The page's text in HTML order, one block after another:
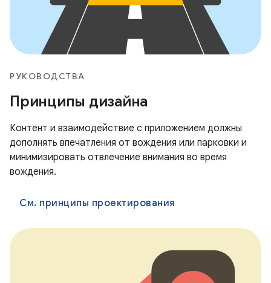
РУКОВОДСТВА
Принципы дизайна
Контент и взаимодействие с приложением должны
дополнять впечатления от вождения или парковки и
минимизировать отвлечение внимания во время
вождения.
См. принципы проектирования